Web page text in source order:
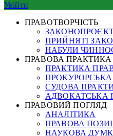
Увійти
ПРАВОТВОРЧІСТЬ
ПРИЙНЯТІ
НАБУЛИ
ПРАВОВА ПРАКТИКА
ПРАКТИКА
СУДОВА
АДВОКАТСЬКА
ПРАВОВИЙ ПОГЛЯД
АНАЛІТИКА
ПРАВОВА
НАУКОВА